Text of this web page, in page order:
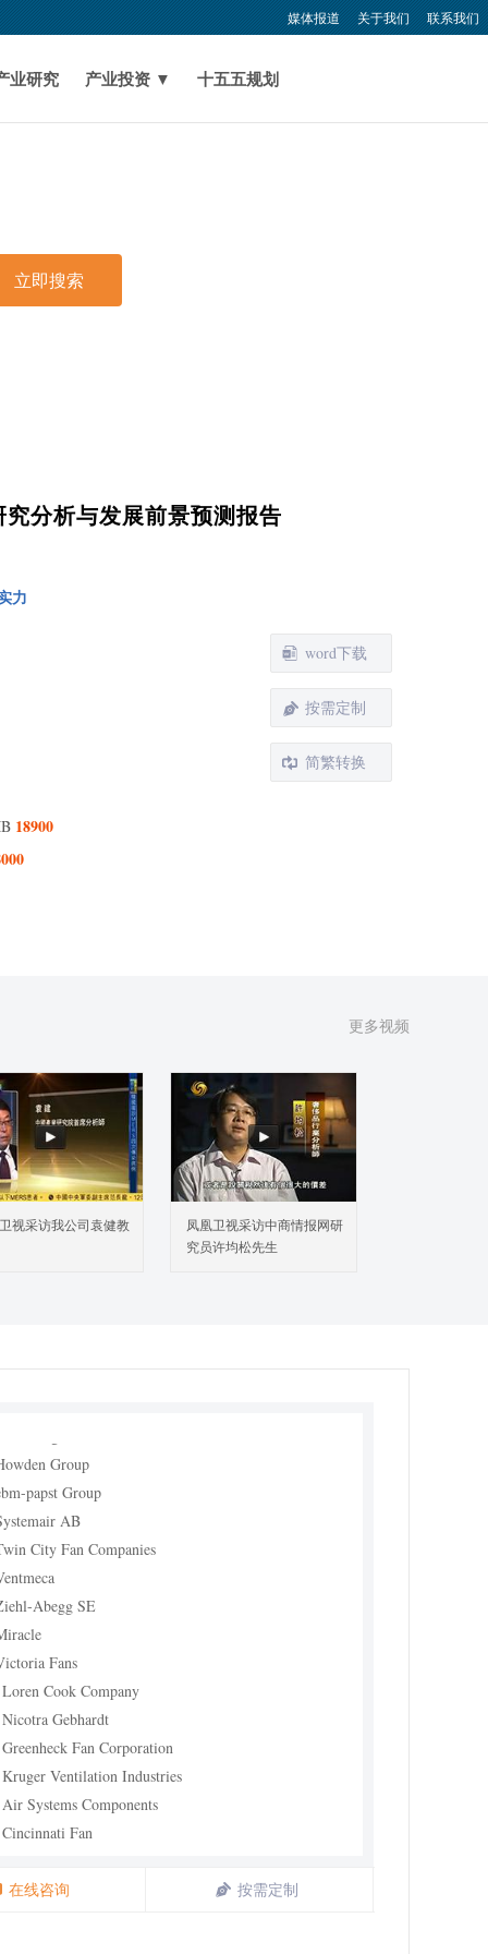
媒体报道 关于我们 联系我们
业研究 产业投资 ▼ 十五五规划
立即搜索
分析与发展前景预测报告
力
18900
word下载
按需定制
简繁转换
视采访我公司袁健教
凤凰卫视采访中商情报网研
究员许均松先生
更多视频
照不同产品类型，前弯离心风机主要可以分为如下
别
从不同应用，前弯离心风机主要包括如下几个方面
国前弯离心风机发展现状及未来趋势（2022-2031）
场主要前弯离心风机厂商分析
国市场主要厂商前弯离心风机销量、收入及市场份
Group
papst Group
AB
City Fan Companies
Abegg SE
Fans
Cook Company
Gebhardt
Fan Corporation
Ventilation Industries
Systems Components
Fan
Dynamic Motors (India)
在线咨询 按需定制